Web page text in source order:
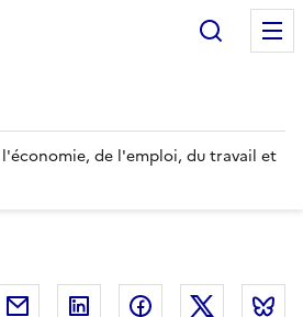
de l'emploi, du travail et
Courriel Linkedin FacebookTwitter